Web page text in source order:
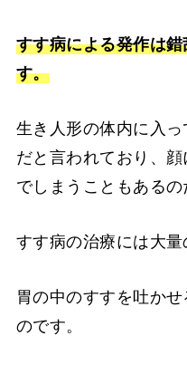
すす病による発作は
す。
生き人形の体内に入
だと言われており、
でしまうこともあるの
すす病の治療には大量
胃の中のすすを吐か
のです。